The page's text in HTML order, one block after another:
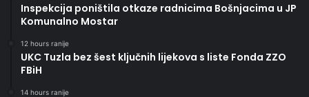
Inspekcija poništila otkaze radnicima Bošnjacima u JP
Komunalno Mostar
12 hours ranije
UKC Tuzla bez šest ključnih lijekova s liste Fonda ZZO
FBiH
14 hours ranije